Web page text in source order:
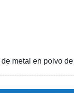
metal en polvo